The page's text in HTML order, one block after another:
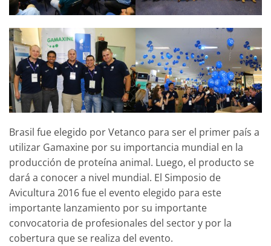
Brasil fue elegido por Vetanco para ser el primer país a
utilizar Gamaxine por su importancia mundial en la
producción de proteína animal. Luego, el producto se
dará a conocer a nivel mundial. El Simposio de
Avicultura 2016 fue el evento elegido para este
importante lanzamiento por su importante
convocatoria de profesionales del sector y por la
cobertura que se realiza del evento.